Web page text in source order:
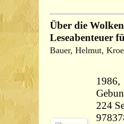
Über die
Leseabenteuer
Bauer, Helmut,
224 Seiten